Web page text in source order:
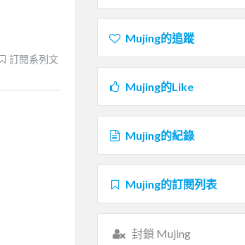
訂閱系列文
Mujing的追蹤
Mujing的Like
Mujing的紀錄
Mujing的訂閱列表
封鎖 Mujing